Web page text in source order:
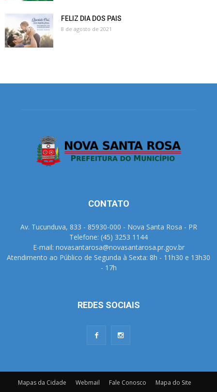
FELIZ DIA DOS PAIS
8 de agosto de 2021
CONTATO
Av. Tucunduva, 833 - 85930-000 - Nova Santa Rosa - PR
Telefone: (45) 3253 1144
E-mail: novasantarosa@novasantarosa.pr.gov.br
Atendimento ao Público de Segunda à Sexta: 8h - 11h30 e 13h30
- 17h
REDES SOCIAIS
Mapas da Cidade Webmail Fale Conosco Mapa do Site